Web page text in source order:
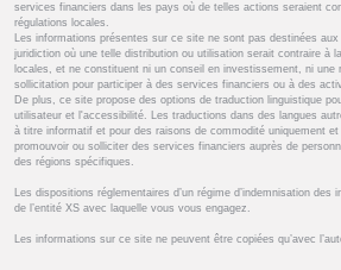
services financiers dans les pays où de telles actions seraient
régulations locales.
Les informations présentes sur ce site ne sont pas destinées
juridiction où une telle distribution ou utilisation serait contraire à
locales, et ne constituent ni un conseil en investissement, ni une
sollicitation pour participer à des services financiers ou à des
De plus, ce site propose des options de traduction linguistique
utilisateur et l'accessibilité. Les traductions dans des langues
à titre informatif et pour des raisons de commodité uniquement
promouvoir ou solliciter des services financiers auprès de
des régions spécifiques.
Les dispositions réglementaires d’un régime d’indemnisation
de l’entité XS avec laquelle vous vous engagez.
Les informations sur ce site ne peuvent être copiées qu’avec